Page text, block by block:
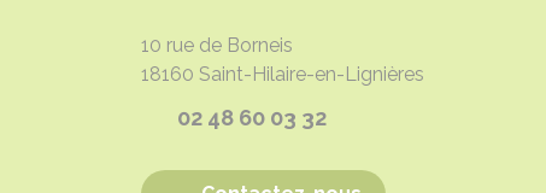
10 rue de Borneis
18160 Saint-Hilaire-en-Lignières
02 48 60 03 32